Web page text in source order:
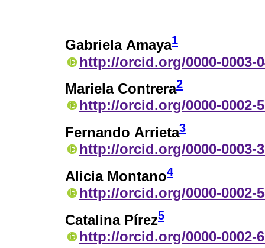
Gabriela Amaya1
http://orcid.org/0000-0003-
Mariela Contrera2
http://orcid.org/0000-0002-
Fernando Arrieta3
http://orcid.org/0000-0003-
Alicia Montano4
http://orcid.org/0000-0002-
Catalina Pírez5
http://orcid.org/0000-0002-